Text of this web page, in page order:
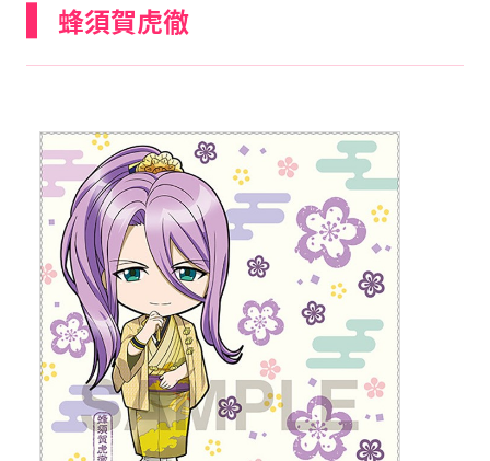
蜂須賀虎徹